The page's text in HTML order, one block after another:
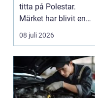
titta på Polestar.
Märket har blivit en
symbol för mod...
08 juli 2026